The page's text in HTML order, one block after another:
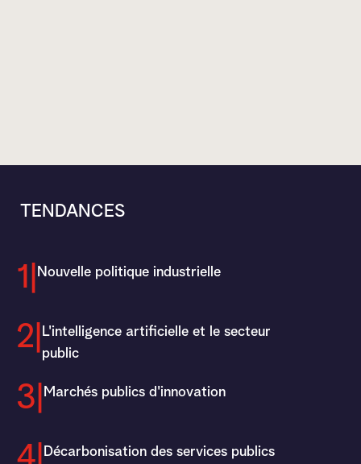
TENDANCES
1|Nouvelle politique industrielle
2| L'intelligence artificielle et le secteur
public
3|Marchés publics d'innovation
4| Décarbonisation des services publics